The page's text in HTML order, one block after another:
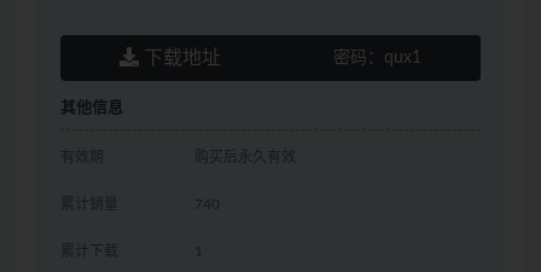
下载地址 密码： qux1
其他信息
有效期 购买后永久有效
累计销量 740
累计下载 1